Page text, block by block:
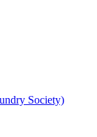
Society)